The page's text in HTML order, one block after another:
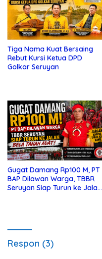
Tiga Nama Kuat Bersaing
Rebut Kursi Ketua DPD
Golkar Seruyan
Gugat Damang Rp100 M, PT
BAP Dilawan Warga, TBBR
Seruyan Siap Turun ke Jalan
Respon (3)